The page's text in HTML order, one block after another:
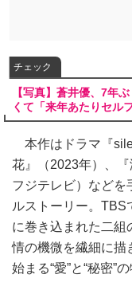
チェック
【写真】蒼井優、7年
くて「来年あたりセル
本作はドラマ『
花』（2023年）、
フジテレビ）などを
ルストーリー。TBS
に巻き込まれた二組
情の機微を繊細に描
始まる“愛”と“秘密”